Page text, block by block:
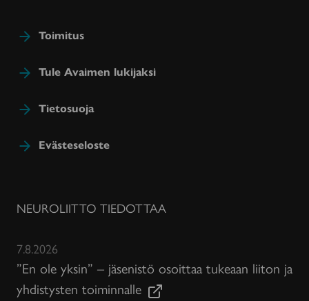
Toimitus
Tule Avaimen lukijaksi
Tietosuoja
Evästeseloste
NEUROLIITTO TIEDOTTAA
7.8.2026
”En ole yksin” – jäsenistö osoittaa tukeaan liiton ja
yhdistysten toiminnalle